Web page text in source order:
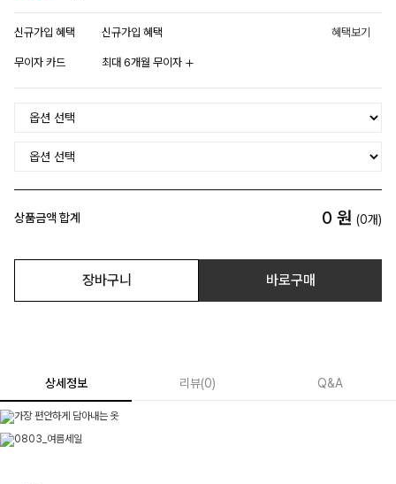
신규가입 혜택 신규가입 혜택 혜택보기
무이자 카드 최대 6개월 무이자
상품금액 합계 0 원 (0개)
장바구니 바로구매
상세정보 리뷰(0) Q&A